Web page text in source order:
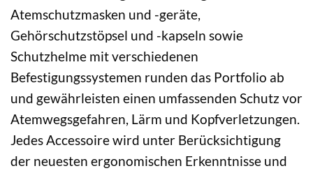
Atemschutzmasken und -geräte,
Gehörschutzstöpsel und -kapseln sowie
Schutzhelme mit verschiedenen
Befestigungssystemen runden das Portfolio ab
und gewährleisten einen umfassenden Schutz vor
Atemwegsgefahren, Lärm und Kopfverletzungen.
Jedes Accessoire wird unter Berücksichtigung
der neuesten ergonomischen Erkenntnisse und